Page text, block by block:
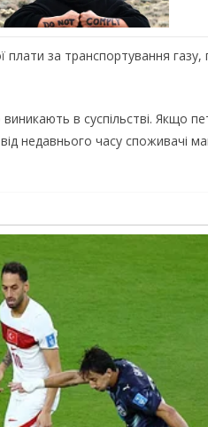
за транспортування
в суспільстві. Якщо
недавнього часу споживачі